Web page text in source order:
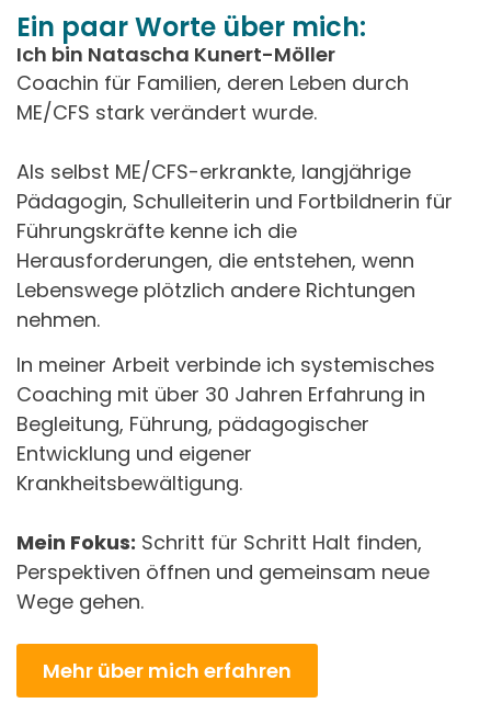
Ein paar Worte über mich:
Ich bin Natascha Kunert-Möller​
Coachin für Familien, deren Leben durch
ME/CFS stark verändert wurde.
Als selbst ME/CFS-erkrankte, langjährige
Pädagogin, Schulleiterin und Fortbildnerin für
Führungskräfte kenne ich die
Herausforderungen, die entstehen, wenn
Lebenswege plötzlich andere Richtungen
nehmen.
In meiner Arbeit verbinde ich systemisches
Coaching mit über 30 Jahren Erfahrung in
Begleitung, Führung, pädagogischer
Entwicklung und eigener
Krankheitsbewältigung.
Mein Fokus: Schritt für Schritt Halt finden,
Perspektiven öffnen und gemeinsam neue
Wege gehen.
Mehr über mich erfahren